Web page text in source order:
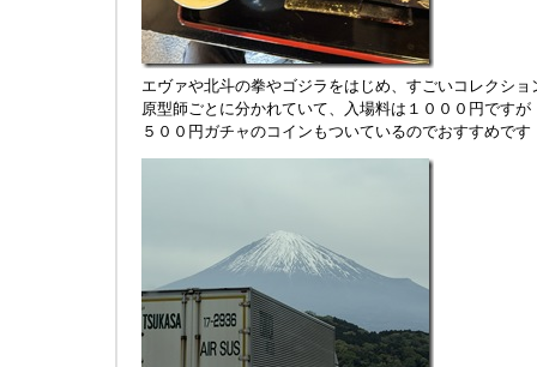
エヴァや北斗の拳やゴジラをはじめ、すごいコレクショ
原型師ごとに分かれていて、入場料は１０００円ですが
５００円ガチャのコインもついているのでおすすめです